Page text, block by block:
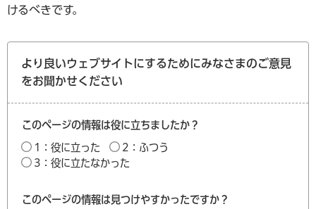
けるべきです。
より良いウェブサイトにするためにみなさまのご意見
をお聞かせください
このページの情報は役に立ちましたか？
1：役に立った
2：ふつう
3：役に立たなかった
このページの情報は見つけやすかったですか？